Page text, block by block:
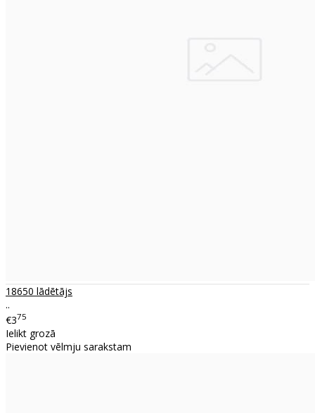
18650 lādētājs
..
€375
Ielikt grozā
Pievienot vēlmju sarakstam